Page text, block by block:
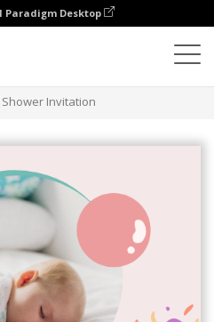
Paradigm Desktop
Invitation